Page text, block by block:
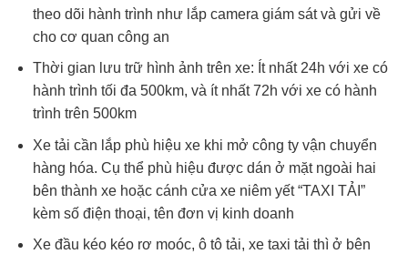
theo dõi hành trình như lắp camera giám sát và gửi về
cho cơ quan công an
Thời gian lưu trữ hình ảnh trên xe: Ít nhất 24h với xe có
hành trình tối đa 500km, và ít nhất 72h với xe có hành
trình trên 500km
Xe tải cần lắp phù hiệu xe khi mở công ty vận chuyển
hàng hóa. Cụ thể phù hiệu được dán ở mặt ngoài hai
bên thành xe hoặc cánh cửa xe niêm yết “TAXI TẢI”
kèm số điện thoại, tên đơn vị kinh doanh
Xe đầu kéo kéo rơ moóc, ô tô tải, xe taxi tải thì ở bên